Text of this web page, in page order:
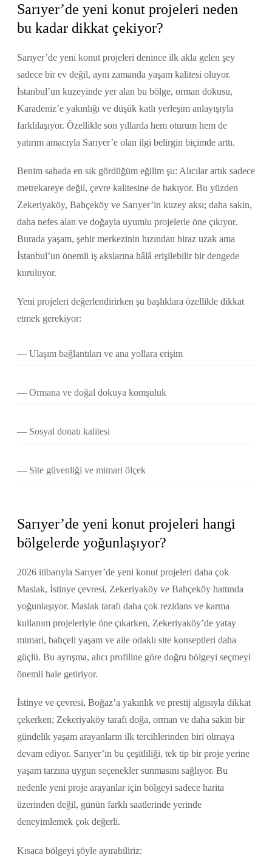
Sarıyer’de yeni konut projeleri neden
bu kadar dikkat çekiyor?
Sarıyer’de yeni konut projeleri denince ilk akla gelen şey
sadece bir ev değil, aynı zamanda yaşam kalitesi oluyor.
İstanbul’un kuzeyinde yer alan bu bölge, orman dokusu,
Karadeniz’e yakınlığı ve düşük katlı yerleşim anlayışıyla
farklılaşıyor. Özellikle son yıllarda hem oturum hem de
yatırım amacıyla Sarıyer’e olan ilgi belirgin biçimde arttı.
Benim sahada en sık gördüğüm eğilim şu: Alıcılar artık sadece
metrekareye değil, çevre kalitesine de bakıyor. Bu yüzden
Zekeriyaköy, Bahçeköy ve Sarıyer’in kuzey aksı; daha sakin,
daha nefes alan ve doğayla uyumlu projelerle öne çıkıyor.
Burada yaşam, şehir merkezinin hızından biraz uzak ama
İstanbul’un önemli iş akslarına hâlâ erişilebilir bir dengede
kuruluyor.
Yeni projeleri değerlendirirken şu başlıklara özellikle dikkat
etmek gerekiyor:
Ulaşım bağlantıları ve ana yollara erişim
Ormana ve doğal dokuya komşuluk
Sosyal donatı kalitesi
Site güvenliği ve mimari ölçek
Sarıyer’de yeni konut projeleri hangi
bölgelerde yoğunlaşıyor?
2026 itibarıyla Sarıyer’de yeni konut projeleri daha çok
Maslak, İstinye çevresi, Zekeriyaköy ve Bahçeköy hattında
yoğunlaşıyor. Maslak tarafı daha çok rezidans ve karma
kullanım projeleriyle öne çıkarken, Zekeriyaköy’de yatay
mimari, bahçeli yaşam ve aile odaklı site konseptleri daha
güçlü. Bu ayrışma, alıcı profiline göre doğru bölgeyi seçmeyi
önemli hale getiriyor.
İstinye ve çevresi, Boğaz’a yakınlık ve prestij algısıyla dikkat
çekerken; Zekeriyaköy tarafı doğa, orman ve daha sakin bir
gündelik yaşam arayanların ilk tercihlerinden biri olmaya
devam ediyor. Sarıyer’in bu çeşitliliği, tek tip bir proje yerine
yaşam tarzına uygun seçenekler sunmasını sağlıyor. Bu
nedenle yeni proje arayanlar için bölgeyi sadece harita
üzerinden değil, günün farklı saatlerinde yerinde
deneyimlemek çok değerli.
Kısaca bölgeyi şöyle ayırabiliriz: